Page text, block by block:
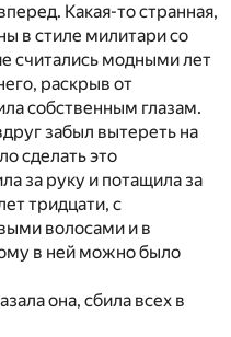
Какая-то странная,
в стиле милитари со
считались модными лет
раскрыв от
собственным глазам.
забыл вытереть на
сделать это
за руку и потащила за
тридцати, с
волосами и в
в ней можно было
она, сбила всех в